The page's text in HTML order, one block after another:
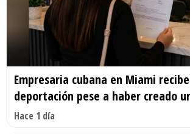
Empresaria cubana en Miami
deportación pese a haber creado
Hace 1 día